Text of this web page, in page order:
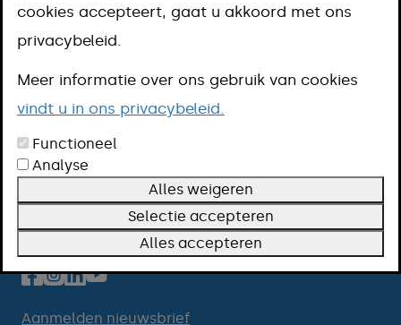
Contact
Openingstijden
Over deze website
Aanmelden nieuwsbrief
cookies accepteert, gaat u akkoord met ons
privacybeleid.
Meer informatie over ons gebruik van cookies
vindt u in ons privacybeleid.
Functioneel
Analyse
Alles weigeren
Selectie accepteren
Alles accepteren